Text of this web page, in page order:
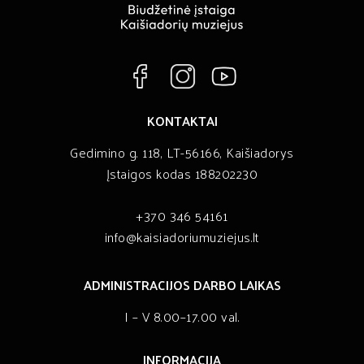
KONTAKTAI
Gedimino g. 118, LT-56166, Kaišiadorys
Įstaigos kodas 188202230
+370 346 54161
info@kaisiadoriumuziejus.lt
ADMINISTRACIJOS DARBO LAIKAS
I – V 8.00–17.00 val.